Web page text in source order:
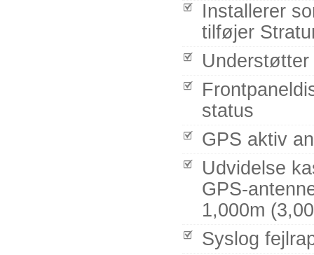
Installerer
tilføjer
status
GPS aktiv
Udvidelse
GPS-
1,000m
Syslog